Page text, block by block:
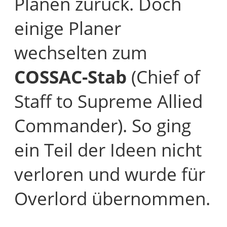
einige Planer
wechselten zum
COSSAC-Stab (Chief of
Staff to Supreme Allied
Commander). So ging
ein Teil der Ideen nicht
verloren und wurde für
Overlord übernommen.